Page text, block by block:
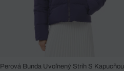
Perová Bunda Uvoľnený Strih S Kapucňou